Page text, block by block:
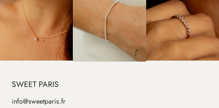
SWEET PARIS
info@sweetparis.fr